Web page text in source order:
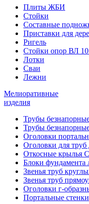
Плиты ЖБИ
Стойки
Составные
Приставки для
Ригель
Стойки опор ВЛ
Лотки
Сваи
Лежни
Мелиоративные
изделия
Трубы
Трубы
Оголовки
Оголовки для
Откосные крылья
Блоки фундамента
Звенья труб
Звенья труб
Оголовки г-
Портальные стенки